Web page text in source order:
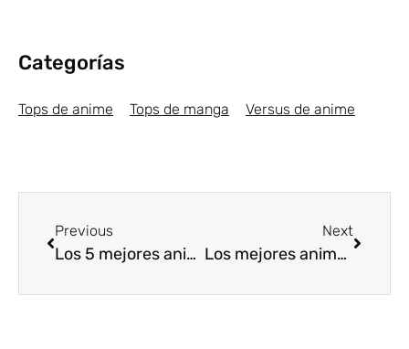
Categorías
Tops de anime Tops de manga Versus de anime
Previous
Los 5 mejores animes de Misterio Primavera 2018
Next
Los mejores animes de Acción Verano 2018 [Top5]